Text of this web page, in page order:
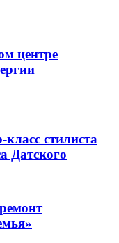
центре
стилиста
Датского